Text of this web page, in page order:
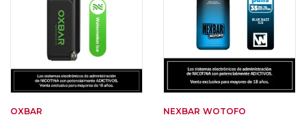
OXBAR NEXBAR WOTOFO